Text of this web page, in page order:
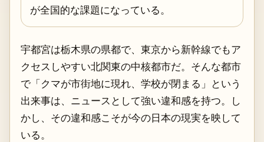
が全国的な課題になっている。
宇都宮は栃木県の県都で、東京から新幹線でもア
クセスしやすい北関東の中核都市だ。そんな都市
で「クマが市街地に現れ、学校が閉まる」という
出来事は、ニュースとして強い違和感を持つ。し
かし、その違和感こそが今の日本の現実を映して
いる。